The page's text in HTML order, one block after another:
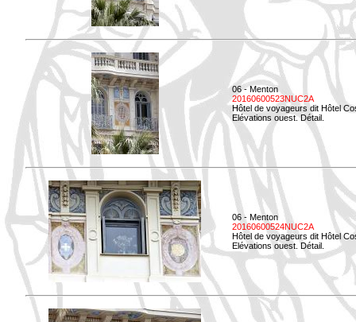
06 - Menton
20160600523NUC2A
Hôtel de voyageurs dit Hôtel
Elévations ouest. Détail.
06 - Menton
20160600524NUC2A
Hôtel de voyageurs dit Hôtel
Elévations ouest. Détail.